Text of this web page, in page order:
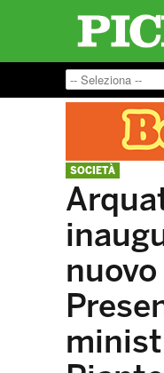
SOCIETÀ